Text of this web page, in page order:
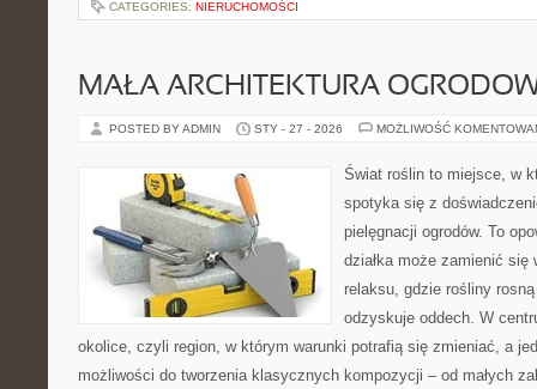
CATEGORIES: NIERUCHOMOŚCI
MAŁA ARCHITEKTURA
POSTED BY ADMIN STY - 27 - 2026 MOŻLIWOŚĆ
Świat roślin to miejsce, w
spotyka się z
pielęgnacji ogrodów. To
działka może zamienić się
relaksu, gdzie rośliny
odzyskuje oddech. W
okolice, czyli region, w którym warunki potrafią się zmieniać, a
możliwości do tworzenia klasycznych kompozycji – od małych